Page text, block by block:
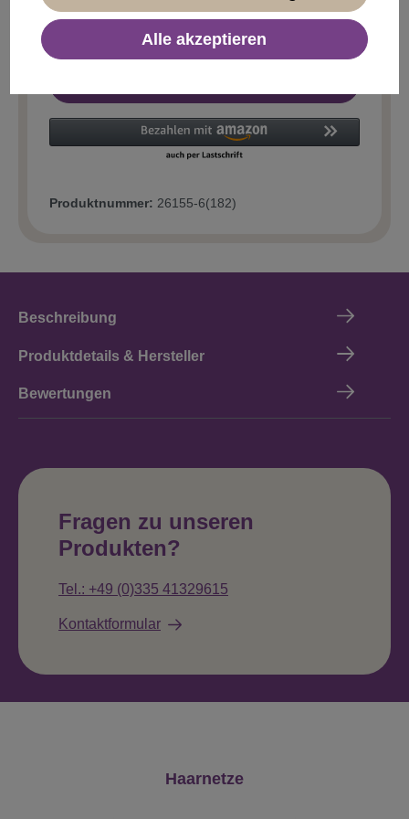
Produktnummer: 26155-6(182)
Beschreibung
Produktdetails & Hersteller
Bewertungen
Fragen zu unseren
Produkten?
Tel.: +49 (0)335 41329615
Kontaktformular
Produktgalerie überspringen
Haarnetze
Alle akzeptieren